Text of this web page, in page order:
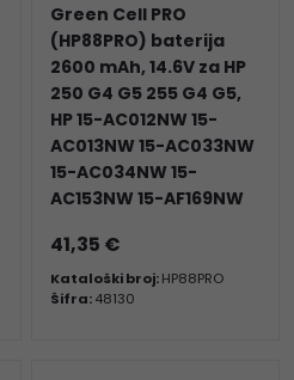
Green Cell PRO
(HP88PRO) baterija
2600 mAh, 14.6V za HP
250 G4 G5 255 G4 G5,
HP 15-AC012NW 15-
AC013NW 15-AC033NW
15-AC034NW 15-
AC153NW 15-AF169NW
41,35 €
Kataloški broj:HP88PRO
Šifra:48130